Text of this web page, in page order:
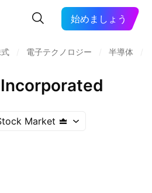
始めましょう
電子テクノロジー 半導体
Market